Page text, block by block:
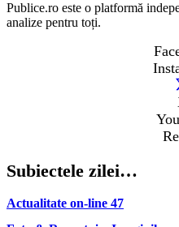
Publice.ro este o platformă
analize pentru toți.
Subiectele zilei…
Actualitate on-line 47